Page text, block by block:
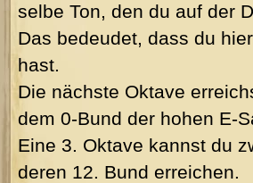
selbe Ton, den du auf der
Das bedeudet, dass du
hast.
Die nächste Oktave
dem 0-Bund der hohen E-
Eine 3. Oktave kannst du
deren 12. Bund erreichen.